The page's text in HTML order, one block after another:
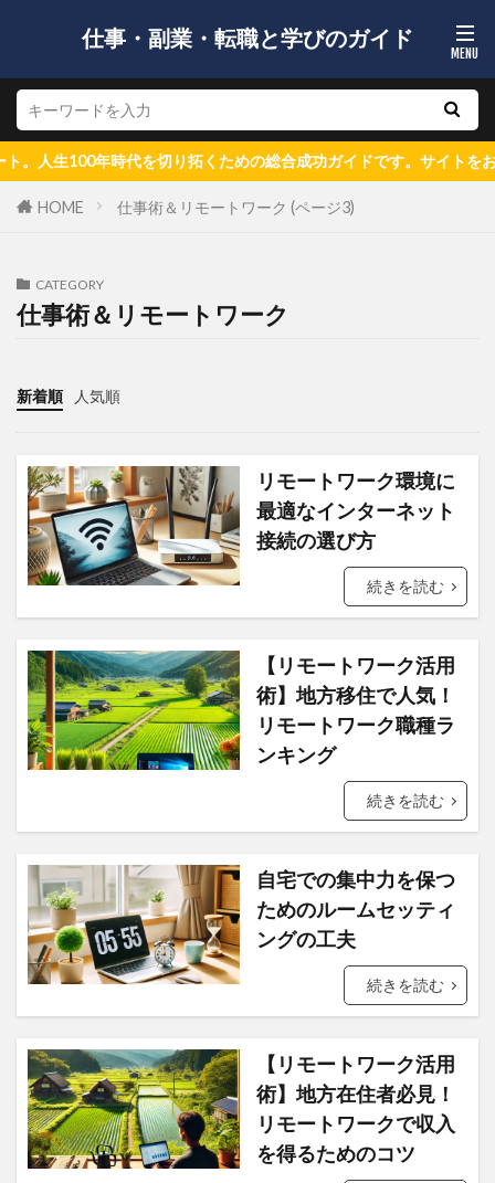
仕事・副業・転職と学びのガイド
生100年時代を切り拓くための総合成功ガイドです。サイトをお楽し
HOME 仕事術＆リモートワーク (ページ3)
CATEGORY
仕事術＆リモートワーク
新着順 人気順
リモートワーク環境に
最適なインターネット
接続の選び方
続きを読む
【リモートワーク活用
術】地方移住で人気！
リモートワーク職種ラ
ンキング
続きを読む
自宅での集中力を保つ
ためのルームセッティ
ングの工夫
続きを読む
【リモートワーク活用
術】地方在住者必見！
リモートワークで収入
を得るためのコツ